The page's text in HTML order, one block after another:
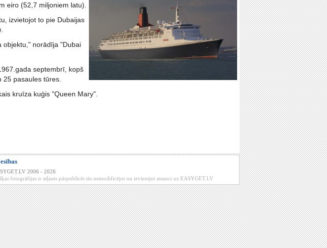
eiro (52,7 miljoniem latu).
izvietojot to pie Dubaijas
objektu," norādīja "Dubai
septembrī, kopš
pasaules tūres.
kruīza kuģis "Queen Mary".
2006 - 2026
fotogrāfijas ir atļauts pārpublicēt tās nemodificējot un ievieotjot atsauci uz EASYGET.LV